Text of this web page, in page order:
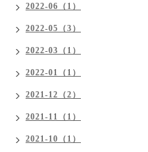
2022-06（1）
2022-05（3）
2022-03（1）
2022-01（1）
2021-12（2）
2021-11（1）
2021-10（1）